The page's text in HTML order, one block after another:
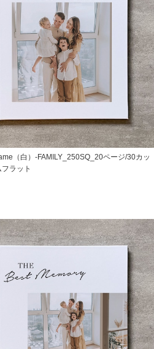
（白）-FAMILY_250SQ_20ページ/30カッ
フラット